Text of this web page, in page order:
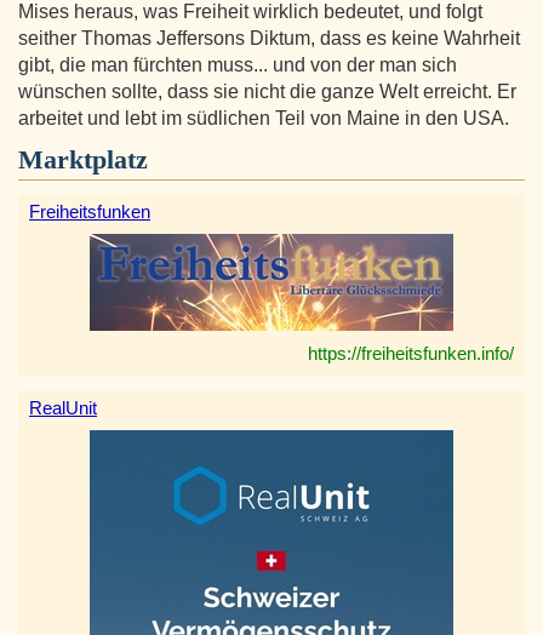
Mises heraus, was Freiheit wirklich bedeutet, und folgt
seither Thomas Jeffersons Diktum, dass es keine Wahrheit
gibt, die man fürchten muss... und von der man sich
wünschen sollte, dass sie nicht die ganze Welt erreicht. Er
arbeitet und lebt im südlichen Teil von Maine in den USA.
Marktplatz
Freiheitsfunken
https://freiheitsfunken.info/
RealUnit